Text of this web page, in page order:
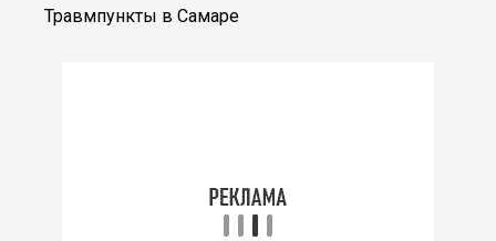
Травмпункты в Самаре